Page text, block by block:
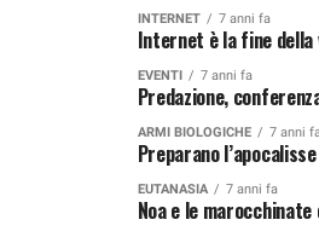
INTERNET 7 anni fa
Internet è la fine
EVENTI 7 anni fa
Predazione,
ARMI BIOLOGICHE 7 anni
Preparano
EUTANASIA 7 anni fa
Noa e le marocchinate